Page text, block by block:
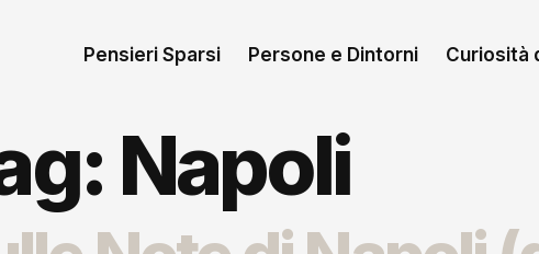
Pensieri Sparsi Persone e Dintorni Curiosità
Napoli